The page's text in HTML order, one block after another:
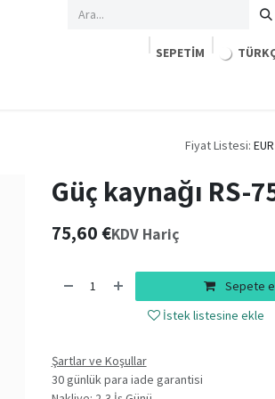
SEPETIM
Fiyat Listesi:
Güç kaynağı RS-
75,60€KDV Hariç
Sepete
İstek listesine ekle
Şartlar ve Koşullar
30 günlük para iade garantisi